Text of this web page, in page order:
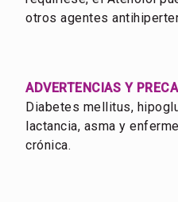
otros agentes
ADVERTENCIAS Y
Diabetes mellitus,
lactancia, asma y
crónica.